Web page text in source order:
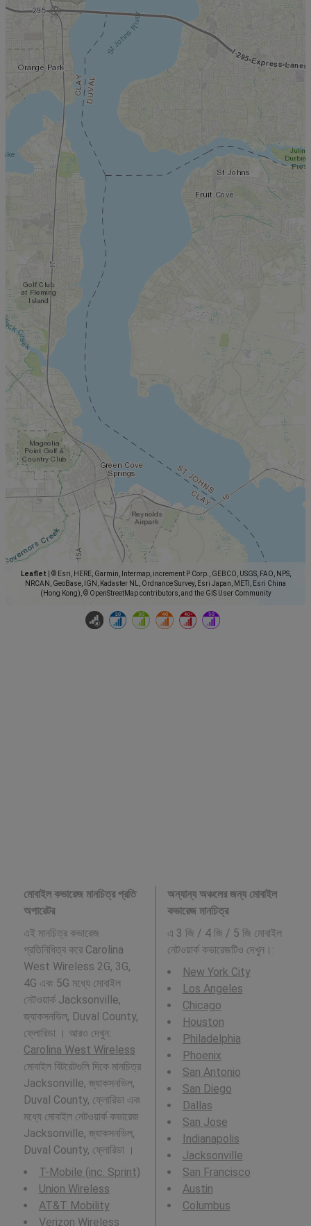
Leaflet
© Esri, HERE, Garmin, Intermap, increment P Corp., GEBCO, USGS, FAO, NPS,
NRCAN, GeoBase, IGN, Kadaster NL, Ordnance Survey, Esri Japan, METI, Esri China
(Hong Kong), © OpenStreetMap contributors, and the GIS User Community
মোবাইল কভারেজ মানচিত্র প্রতি
অপারেটর
এই মানচিত্র কভারেজ
প্রতিনিধিত্ব করে Carolina
West Wireless 2G, 3G,
4G এবং 5G মধ্যে মোবাইল
নেটওয়ার্ক Jacksonville,
জ্যাকসনভিল, Duval County,
ফ্লোরিডা । আরও দেখুন:
Carolina West Wireless
মোবাইল বিটরেটগুলি দিকে মানচিত্র
Jacksonville, জ্যাকসনভিল,
Duval County, ফ্লোরিডা এবং
মধ্যে মোবাইল নেটওয়ার্ক কভারেজ
Jacksonville, জ্যাকসনভিল,
Duval County, ফ্লোরিডা ।
T-Mobile (inc. Sprint)
Union Wireless
AT&T Mobility
Verizon Wireless
অন্যান্য অঞ্চলের জন্য মোবাইল
কভারেজ মানচিত্র
এ 3 জি / 4 জি / 5 জি মোবাইল
নেটওয়ার্ক কভারেজটিও দেখুন।:
New York City
Los Angeles
Chicago
Houston
Philadelphia
Phoenix
San Antonio
San Diego
Dallas
San Jose
Indianapolis
Jacksonville
San Francisco
Austin
Columbus